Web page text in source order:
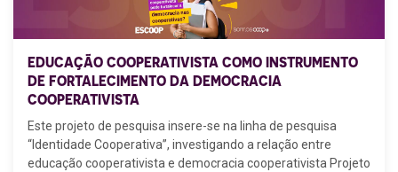
EDUCAÇÃO COOPERATIVISTA COMO INSTRUMENTO
DE FORTALECIMENTO DA DEMOCRACIA
COOPERATIVISTA
Este projeto de pesquisa insere-se na linha de pesquisa
“Identidade Cooperativa”, investigando a relação entre
educação cooperativista e democracia cooperativista Projeto